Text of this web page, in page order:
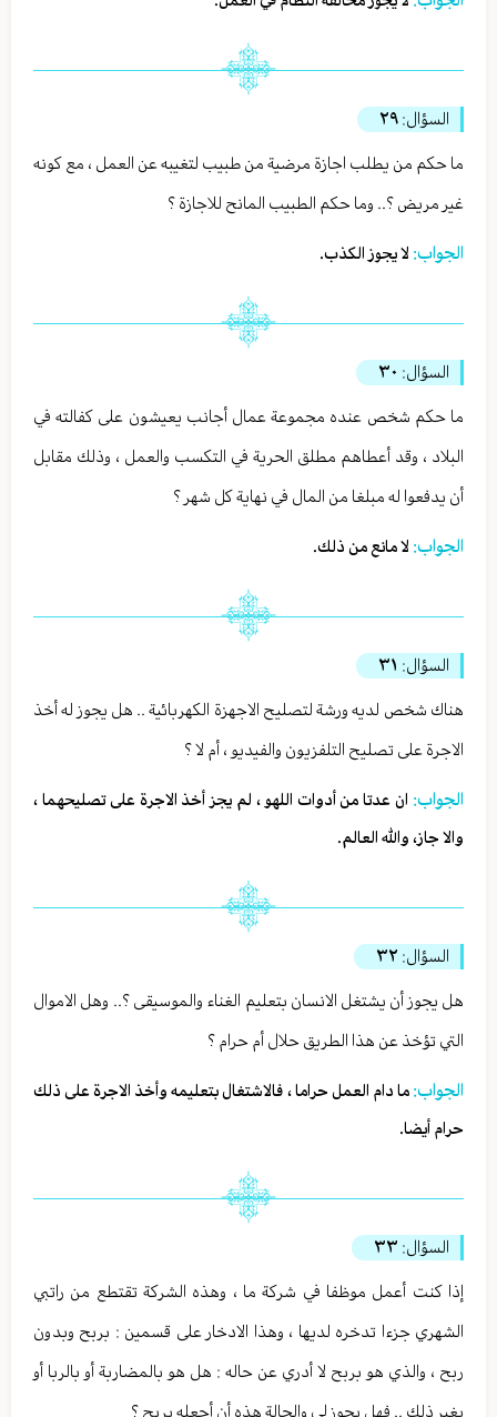
السؤال: ٢٩
ما حكم من يطلب اجازة مرضية من طبيب لتغيبه عن العمل ، مع كونه
غير مريض ؟.. وما حكم الطبيب المانح للاجازة ؟
الجواب: لا يجوز الكذب.
السؤال: ٣٠
ما حكم شخص عنده مجموعة عمال أجانب يعيشون على كفالته في
البلاد ، وقد أعطاهم مطلق الحرية في التكسب والعمل ، وذلك مقابل
أن يدفعوا له مبلغا من المال في نهاية كل شهر ؟
الجواب: لا مانع من ذلك.
السؤال: ٣١
هناك شخص لديه ورشة لتصليح الاجهزة الكهربائية .. هل يجوز له أخذ
الاجرة على تصليح التلفزيون والفيديو ، أم لا ؟
الجواب: ان عدتا من أدوات اللهو ، لم يجز أخذ الاجرة على تصليحهما ،
والا جاز، والله العالم.
السؤال: ٣٢
هل يجوز أن يشتغل الانسان بتعليم الغناء والموسيقى ؟.. وهل الاموال
التي تؤخذ عن هذا الطريق حلال أم حرام ؟
الجواب:ما دام العمل حراما ، فالاشتغال بتعليمه وأخذ الاجرة على ذلك
حرام أيضا.
السؤال: ٣٣
إذا كنت أعمل موظفا في شركة ما ، وهذه الشركة تقتطع من راتبي
الشهري جزءا تدخره لديها ، وهذا الادخار على قسمين : بربح وبدون
ربح ، والذي هو بربح لا أدري عن حاله : هل هو بالمضاربة أو بالربا أو
بغير ذلك .. فهل يجوز لي والحالة هذه أن أجعله بربح ؟